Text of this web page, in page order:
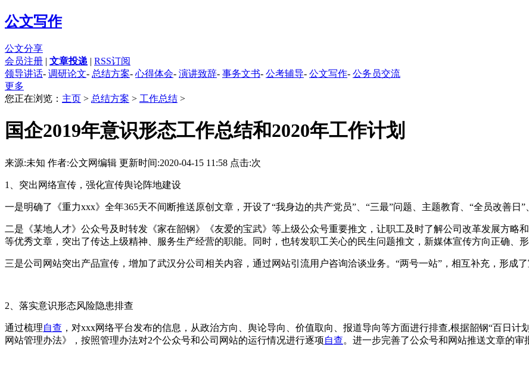
公文写作
公文分享
会员注册 | 文章投递 | RSS订阅
领导讲话- 调研论文- 总结方案- 心得体会- 演讲致辞- 事务文书- 公考辅导- 公文写作- 公务员交流
更多
您正在浏览： 主页 > 总结方案 > 工作总结 >
国企2019年意识形态工作总结和2020年工作计划
来源:未知 作者:公文网编辑 更新时间:2020-04-15 11:58 点击:次
1、突出网络宣传，强化宣传舆论阵地建设
一是明确了《重力xxx》全年365天不间断推送原创文章，开设了“我身边的共产党员”、“三最”问题、主题教育、“全员改善日”
二是《某地人才》公众号及时转发《家在韶钢》《友爱的宝武》等上级公众号重要推文，让职工及时了解公司改革发展方略
等优秀文章，突出了传达上级精神、服务生产经营的职能。同时，也转发职工关心的民生问题推文，新媒体宣传方向正确、形
三是公司网站突出产品宣传，增加了武汉分公司相关内容，通过网站引流用户咨询洽谈业务。“两号一站”，相互补充，形成了
2、落实意识形态风险隐患排查
通过梳理自查 ，对xxx网络平台发布的信息，从政治方向、舆论导向、价值取向、报道导向等方面进行排查,根据韶钢“百日计
网站管理办法》，按照管理办法对2个公众号和公司网站的运行情况进行逐项自查。进一步完善了公众号和网站推送文章的审